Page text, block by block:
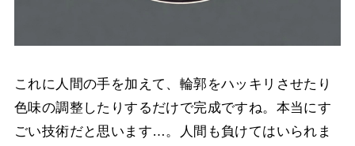
これに人間の手を加えて、輪郭をハッキリさせたり
色味の調整したりするだけで完成ですね。本当にす
ごい技術だと思います…。人間も負けてはいられま